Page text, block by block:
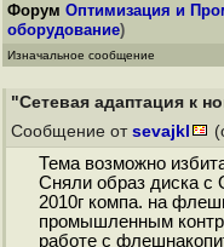
Форум Оптимизация и
оборудование)
Изначальное сообщение
"Сетевая адаптация к
Сообщение от sevajkl
Тема возможно
Сняли образ диска с
2010г компа. на
промышленным
работе с